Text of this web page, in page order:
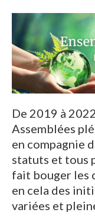
De 2019 à
Assemblées
en compagnie
statuts et tous
fait bouger les
en cela des
variées et